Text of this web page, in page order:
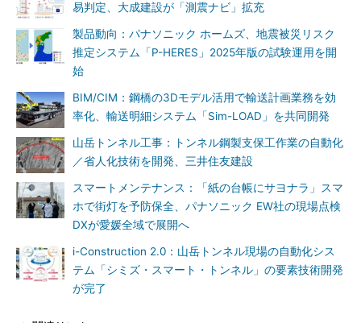
易判定、大成建設が「測震ナビ」拡充
製品動向：パナソニック ホームズ、地震被災リスク
推定システム「P-HERES」2025年版の試験運用を開
始
BIM/CIM：鋼橋の3Dモデル活用で輸送計画業務を効
率化、輸送明細システム「Sim-LOAD」を共同開発
山岳トンネル工事：トンネル鋼製支保工作業の自動化
／省人化技術を開発、三井住友建設
スマートメンテナンス：「紙の台帳にサヨナラ」スマ
ホで街灯を予防保全、パナソニック EW社の現場点検
DXが愛媛全域で展開へ
i-Construction 2.0：山岳トンネル現場の自動化シス
テム「シミズ・スマート・トンネル」の要素技術開発
が完了